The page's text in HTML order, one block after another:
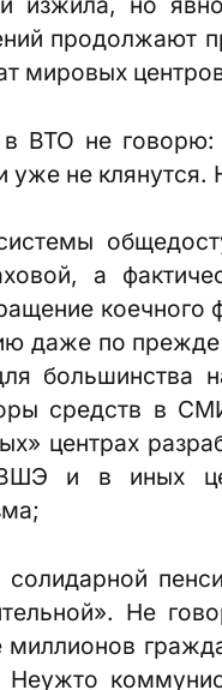
продолжают
мировых
ВТО не говорю:
уже не клянутся.
а
коечного
даже по
большинства
средств в
центрах
и в иных
солидарной
Не
Неужто